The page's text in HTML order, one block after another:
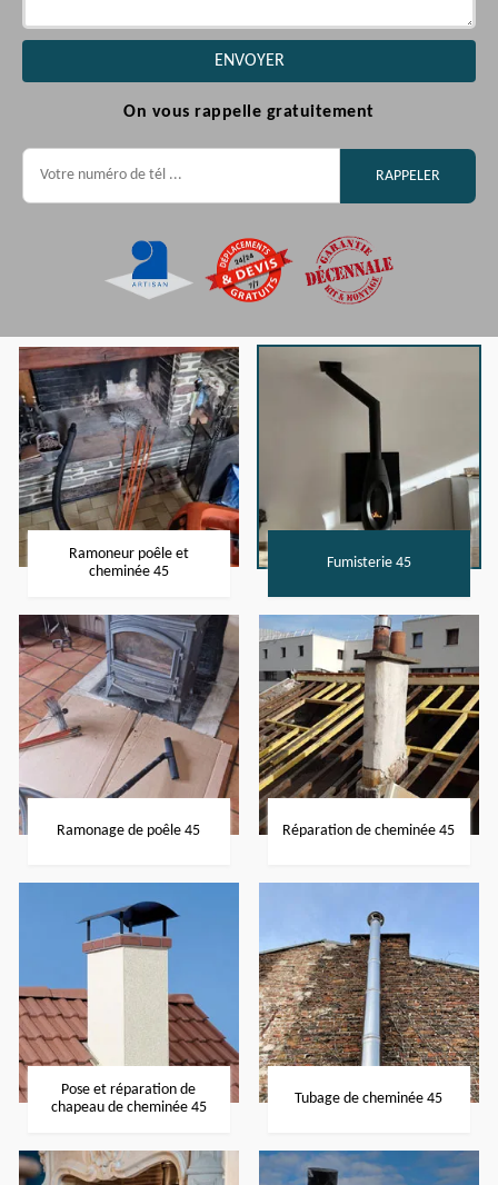
On vous rappelle gratuitement
Ramoneur poêle et
cheminée 45
Fumisterie 45
Ramonage de poêle 45 Réparation de cheminée 45
Pose et réparation de
chapeau de cheminée 45
Tubage de cheminée 45